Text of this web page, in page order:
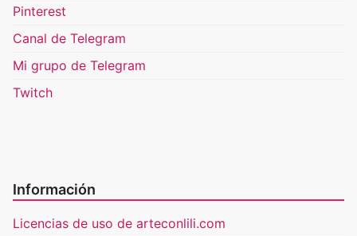
Pinterest
Canal de Telegram
Mi grupo de Telegram
Twitch
Información
Licencias de uso de arteconlili.com